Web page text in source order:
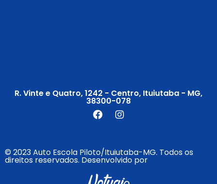
R. Vinte e Quatro, 1242 - Centro, Ituiutaba - MG,
38300-078
© 2023 Auto Escola Piloto/Ituiutaba-MG. Todos os
direitos reservados. Desenvolvido por